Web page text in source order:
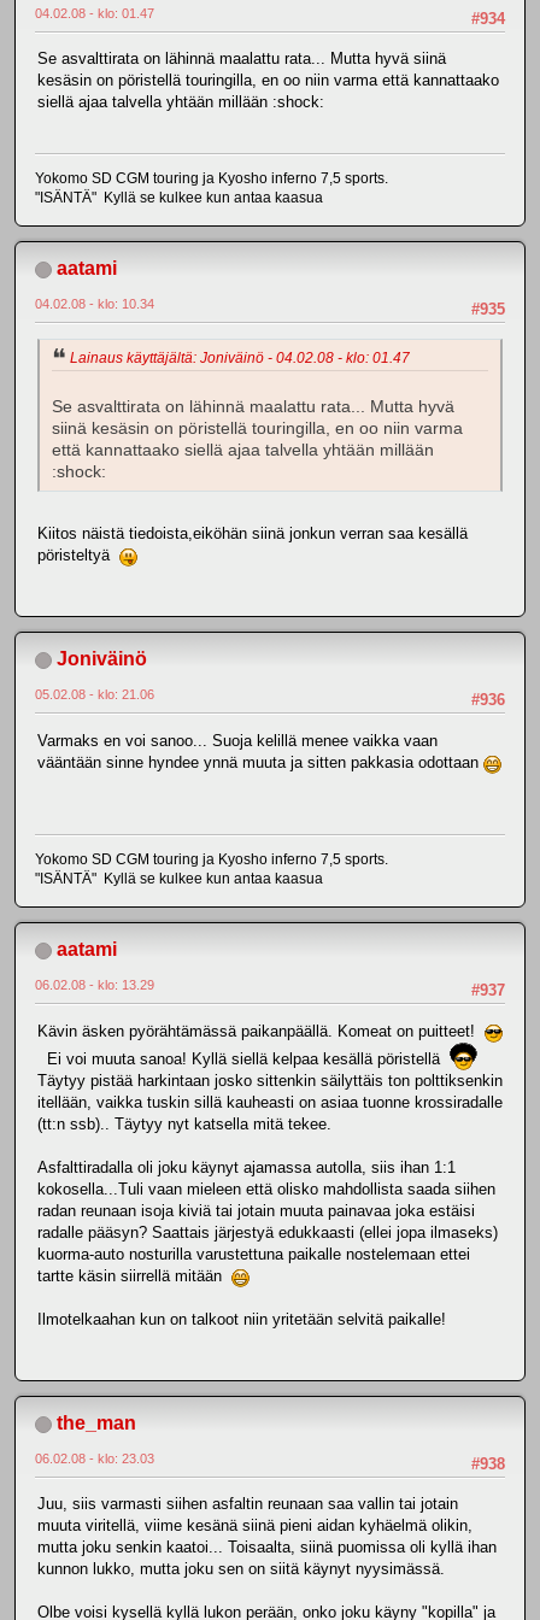
#934
04.02.08 - klo: 01.47
Se asvalttirata on lähinnä maalattu rata... Mutta hyvä siinä
kesäsin on pöristellä touringilla, en oo niin varma että kannattaako
siellä ajaa talvella yhtään millään :shock:
Yokomo SD CGM touring ja Kyosho inferno 7,5 sports.
"ISÄNTÄ" Kyllä se kulkee kun antaa kaasua
aatami
#935
04.02.08 - klo: 10.34
Lainaus käyttäjältä: Joniväinö - 04.02.08 - klo: 01.47
Se asvalttirata on lähinnä maalattu rata... Mutta hyvä
siinä kesäsin on pöristellä touringilla, en oo niin varma
että kannattaako siellä ajaa talvella yhtään millään
:shock:
Kiitos näistä tiedoista,eiköhän siinä jonkun verran saa kesällä
pöristeltyä
Joniväinö
#936
05.02.08 - klo: 21.06
Varmaks en voi sanoo... Suoja kelillä menee vaikka vaan
vääntään sinne hyndee ynnä muuta ja sitten pakkasia odottaan
Yokomo SD CGM touring ja Kyosho inferno 7,5 sports.
"ISÄNTÄ" Kyllä se kulkee kun antaa kaasua
aatami
#937
06.02.08 - klo: 13.29
Kävin äsken pyörähtämässä paikanpäällä. Komeat on puitteet!
Ei voi muuta sanoa! Kyllä siellä kelpaa kesällä pöristellä
Täytyy pistää harkintaan josko sittenkin säilyttäis ton polttiksenkin
itellään, vaikka tuskin sillä kauheasti on asiaa tuonne krossiradalle
(tt:n ssb).. Täytyy nyt katsella mitä tekee.
Asfalttiradalla oli joku käynyt ajamassa autolla, siis ihan 1:1
kokosella...Tuli vaan mieleen että olisko mahdollista saada siihen
radan reunaan isoja kiviä tai jotain muuta painavaa joka estäisi
radalle pääsyn? Saattais järjestyä edukkaasti (ellei jopa ilmaseks)
kuorma-auto nosturilla varustettuna paikalle nostelemaan ettei
tartte käsin siirrellä mitään
Ilmotelkaahan kun on talkoot niin yritetään selvitä paikalle!
the_man
#938
06.02.08 - klo: 23.03
Juu, siis varmasti siihen asfaltin reunaan saa vallin tai jotain
muuta viritellä, viime kesänä siinä pieni aidan kyhäelmä olikin,
mutta joku senkin kaatoi... Toisaalta, siinä puomissa oli kyllä ihan
kunnon lukko, mutta joku sen on siitä käynyt nyysimässä.
Olbe voisi kysellä kyllä lukon perään, onko joku käyny "kopilla" ja